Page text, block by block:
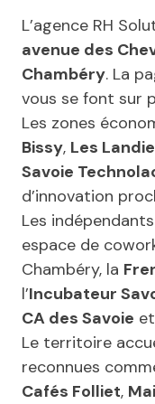
L’agence RH
avenue des
Chambéry. La
vous se font sur
Les zones
Bissy, Les
Savoie
d’innovation
Les
espace de
Chambéry, la
l’Incubateur
CA des Savoie
Le territoire
reconnues
Cafés Folliet,